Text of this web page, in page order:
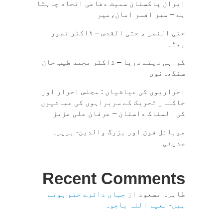
ایران پاکستان سمیت دفاعی اتحاد چاہتا
ہے – میر افسر امان،میر
حتی النصر ، حتی القدس – ڈاکٹر تصور
بھٹہ
گواہی دیتے دریا – ڈاکٹر محمد طیب خان
سنگھانوی
احراریوں کی عیاشیاں : مجلس احرار اور
خاکسار تحریک کے سربراہوں کی عیاشیوں
کی المناک داستان – عرفان علی عزیز
موبائل فون اور بزرگ والدین- بریرہ
صدیقی
Recent Comments
طاہرہ مسعود از جہاں دائرے ختم ہوتے
ہیں- نعیم اللہ باجوہ